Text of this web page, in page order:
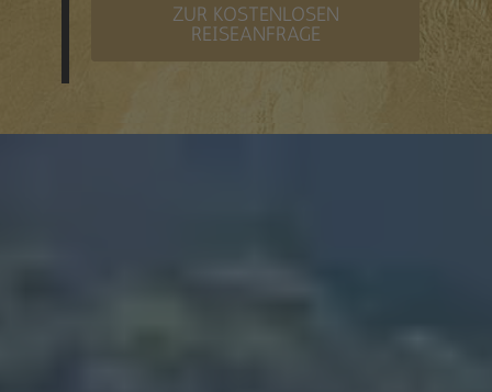
ZUR KOSTENLOSEN
REISEANFRAGE